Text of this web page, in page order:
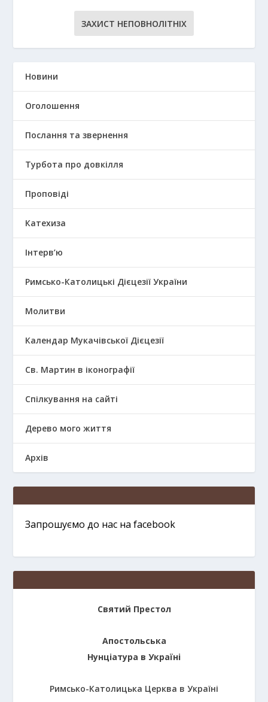
ЗАХИСТ НЕПОВНОЛІТНІХ
Новини
Оголошення
Послання та звернення
Турбота про довкілля
Проповіді
Катехиза
Інтерв’ю
Римсько-Католицькі Дієцезії України
Молитви
Календар Мукачівської Дієцезії
Св. Мартин в іконографії
Спілкування на сайті
Дерево мого життя
Архів
Запрошуємо до нас на facebook
Святий Престол
Апостольська
Нунціатура в Україні
Римсько-Католицька Церква в Україні